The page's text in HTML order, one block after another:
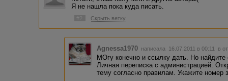
Я не нашла пока куда писать.
Скрыть ветку
Agnessa1970 написала 16.07.2011 в 00:11 в
МОгу конечно и ссылку дать. Но
Личная переписка с администрацией.
тему согласно правилам. Укажите номер